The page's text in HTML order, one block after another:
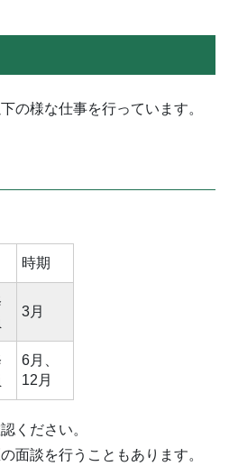
の様な仕事を行っています。
時期
3月
6月、
12月
ください。
面談を行うこともあります。